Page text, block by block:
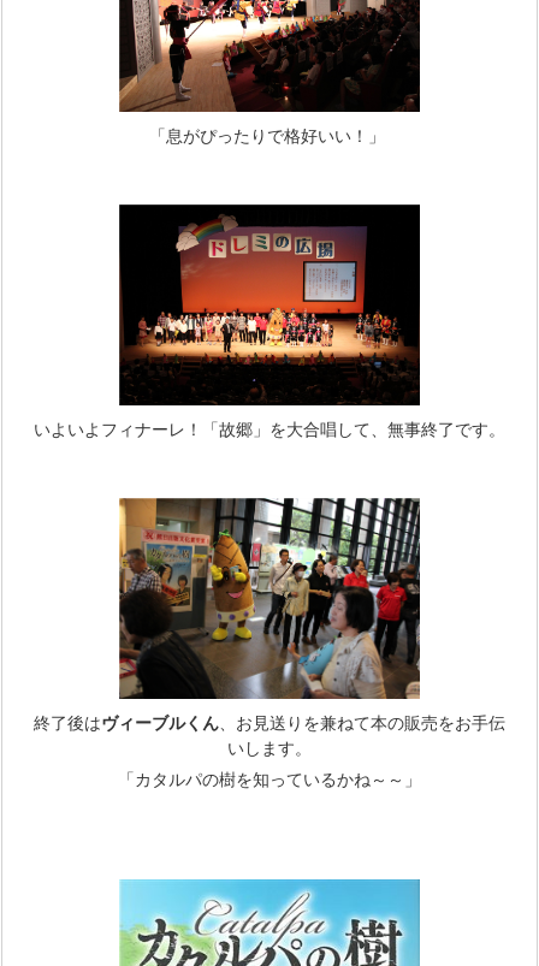
「息がぴったりで格好いい！」
いよいよフィナーレ！「故郷」を大合唱して、無事終了です。
終了後はヴィーブルくん、お見送りを兼ねて本の販売をお手伝
いします。
「カタルパの樹を知っているかね～～」